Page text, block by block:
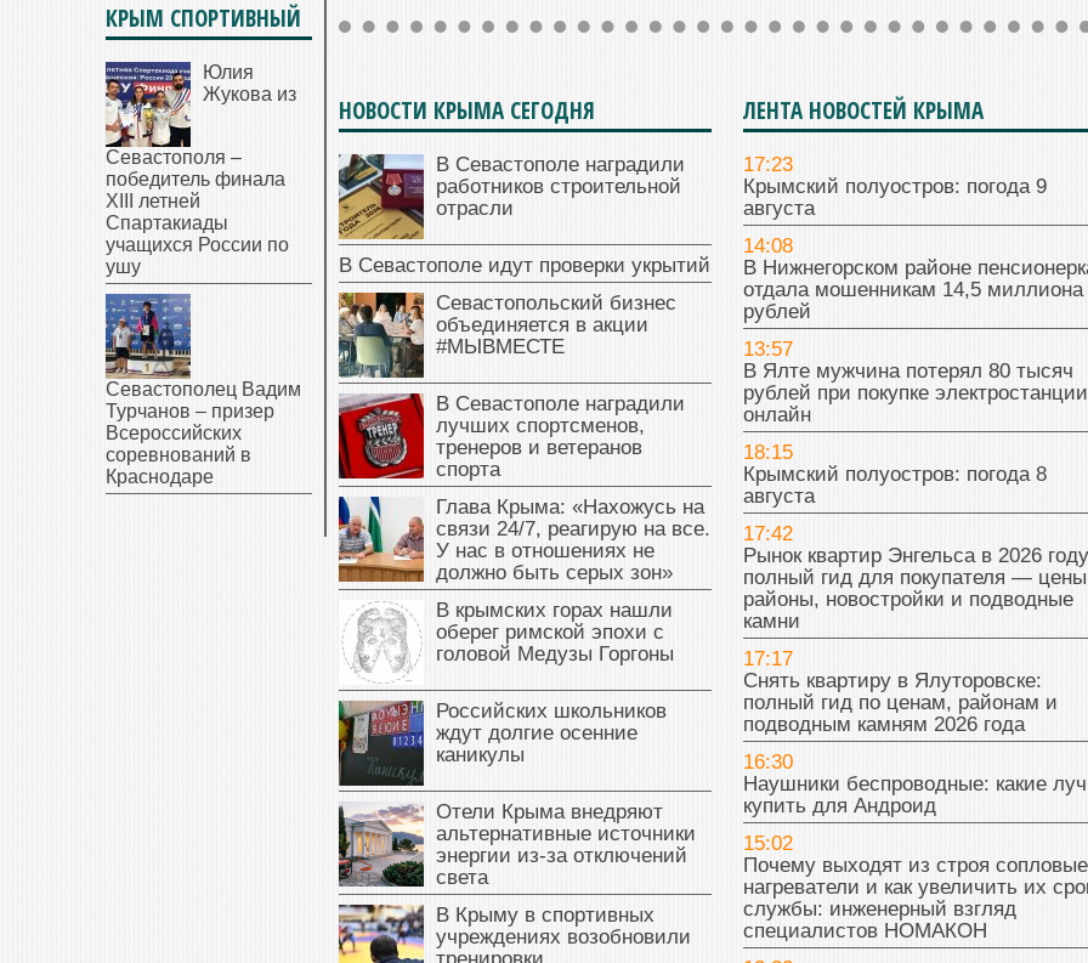
НОВОСТИ КРЫМА СЕГОДНЯ
В Севастополе наградили
работников строительной
отрасли
В Севастополе идут проверки укрытий
Севастопольский бизнес
объединяется в акции
#МЫВМЕСТЕ
В Севастополе наградили
лучших спортсменов,
тренеров и ветеранов
спорта
Глава Крыма: «Нахожусь на
связи 24/7, реагирую на все.
У нас в отношениях не
должно быть серых зон»
В крымских горах нашли
оберег римской эпохи с
головой Медузы Горгоны
Российских школьников
ждут долгие осенние
каникулы
Отели Крыма внедряют
альтернативные источники
энергии из-за отключений
света
В Крыму в спортивных
учреждениях возобновили
ЛЕНТА НОВОСТЕЙ КРЫМА
17:23
Крымский полуостров: погода 9
августа
14:08
В Нижнегорском районе
отдала мошенникам 14,5 миллиона
рублей
13:57
В Ялте мужчина потерял 80 тысяч
рублей при покупке электростанции
онлайн
18:15
Крымский полуостров: погода 8
августа
17:42
Рынок квартир Энгельса в 2026
полный гид для покупателя —
районы, новостройки и подводные
камни
17:17
Снять квартиру в Ялуторовске:
полный гид по ценам, районам и
подводным камням 2026 года
16:30
Наушники беспроводные: какие
купить для Андроид
15:02
Почему выходят из строя сопловые
нагреватели и как увеличить их
службы: инженерный взгляд
специалистов НОМАКОН
КРЫМ СПОРТИВНЫЙ
Юлия
Жукова из
Севастополя –
победитель финала
XIII летней
Спартакиады
учащихся России по
ушу
Севастополец Вадим
Турчанов – призер
Всероссийских
соревнований в
Краснодаре